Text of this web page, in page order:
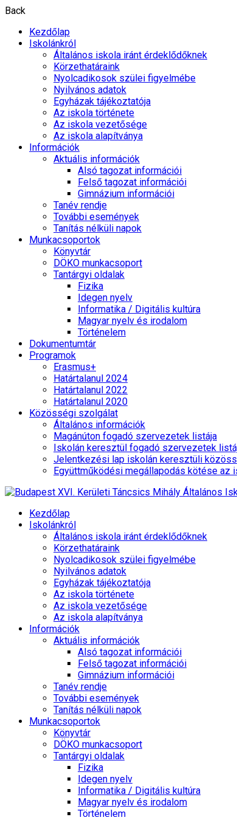
Back
Kezdőlap
Iskolánkról
Általános iskola iránt érdeklődőknek
Körzethatáraink
Nyolcadikosok szülei figyelmébe
Nyilvános adatok
Egyházak tájékoztatója
Az iskola története
Az iskola vezetősége
Az iskola alapítványa
Információk
Aktuális információk
Alsó tagozat információi
Felső tagozat információi
Gimnázium információi
Tanév rendje
További események
Tanítás nélküli napok
Munkacsoportok
Könyvtár
DÖKO munkacsoport
Tantárgyi oldalak
Fizika
Idegen nyelv
Informatika / Digitális kultúra
Magyar nyelv és irodalom
Történelem
Dokumentumtár
Programok
Erasmus+
Határtalanul 2024
Határtalanul 2022
Határtalanul 2020
Közösségi szolgálat
Általános információk
Magánúton fogadó szervezetek listája
Iskolán keresztül fogadó szervezetek
Jelentkezési lap iskolán keresztüli
Együttműködési megállapodás kötése az
Kezdőlap
Iskolánkról
Általános iskola iránt érdeklődőknek
Körzethatáraink
Nyolcadikosok szülei figyelmébe
Nyilvános adatok
Egyházak tájékoztatója
Az iskola története
Az iskola vezetősége
Az iskola alapítványa
Információk
Aktuális információk
Alsó tagozat információi
Felső tagozat információi
Gimnázium információi
Tanév rendje
További események
Tanítás nélküli napok
Munkacsoportok
Könyvtár
DÖKO munkacsoport
Tantárgyi oldalak
Fizika
Idegen nyelv
Informatika / Digitális kultúra
Magyar nyelv és irodalom
Történelem